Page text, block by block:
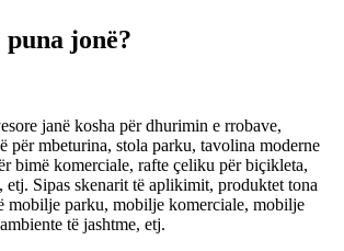
puna jonë?
janë kosha për dhurimin e rrobave,
për mbeturina, stola parku, tavolina moderne
bimë komerciale, rafte çeliku për biçikleta,
Sipas skenarit të aplikimit, produktet tona
mobilje parku, mobilje komerciale, mobilje
të jashtme, etj.